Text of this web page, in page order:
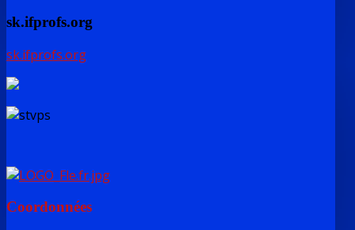
sk.ifprofs.org
sk.ifprofs.org
Coordonnées